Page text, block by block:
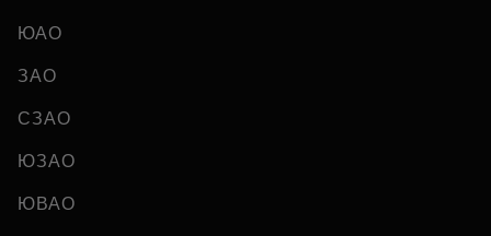
ЮАО
ЗАО
СЗАО
ЮЗАО
ЮВАО